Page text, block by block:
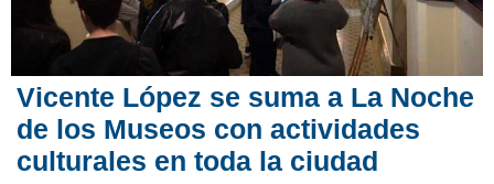
Vicente López se suma a La Noche
de los Museos con actividades
culturales en toda la ciudad